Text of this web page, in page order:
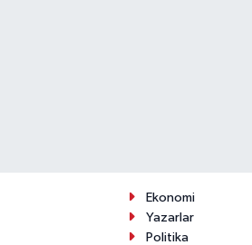
Ekonomi
Yazarlar
Politika